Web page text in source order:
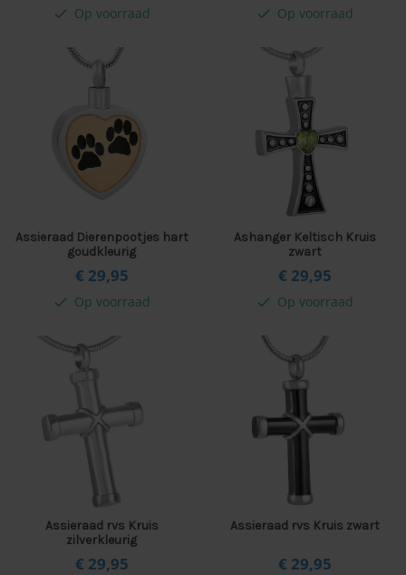
check Op voorraad check Op voorraad
Assieraad Dierenpootjes hart
goudkleurig
€ 29,95
check Op voorraad
Ashanger Keltisch Kruis
zwart
€ 29,95
check Op voorraad
Assieraad rvs Kruis
zilverkleurig
€ 29,95
Assieraad rvs Kruis zwart
€ 29,95